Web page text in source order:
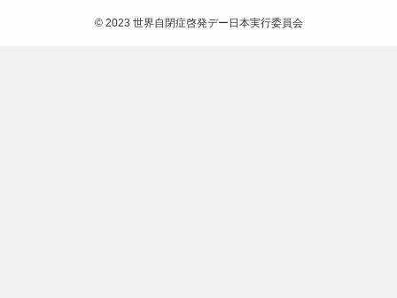
©2023 世界自閉症啓発デー日本実行委員会